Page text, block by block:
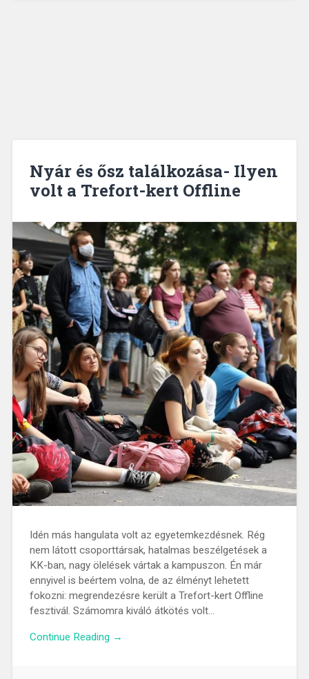
Nyár és ősz találkozása- Ilyen
volt a Trefort-kert Offline
Idén más hangulata volt az egyetemkezdésnek. Rég
nem látott csoporttársak, hatalmas beszélgetések a
KK-ban, nagy ölelések vártak a kampuszon. Én már
ennyivel is beértem volna, de az élményt lehetett
fokozni: megrendezésre került a Trefort-kert Offline
fesztivál. Számomra kiváló átkötés volt…
Continue Reading →